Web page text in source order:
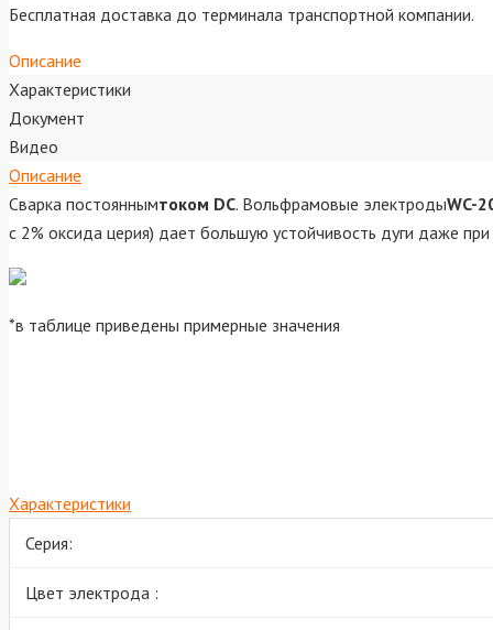
Бесплатная доставка до терминала транспортной компании.
Описание
Характеристики
Документ
Видео
Описание
Сварка постояннымтоком DC. Вольфрамовые электродыWC-
с 2% оксида церия) дает большую устойчивость дуги даже
*в таблице приведены примерные значения
Характеристики
Серия:
Цвет электрода :